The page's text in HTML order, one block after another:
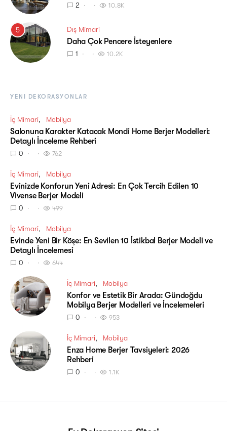
2 10.8K
5 Dış Mimari
Daha Çok Pencere İsteyenlere
1 10.2K
YENI DEKORASYONLAR
İç Mimari Mobilya
Salonuna Karakter Katacak Mondi Home Berjer Modelleri:
Detaylı İnceleme Rehberi
0 762
İç Mimari Mobilya
Evinizde Konforun Yeni Adresi: En Çok Tercih Edilen 10
Vivense Berjer Modeli
0 499
İç Mimari Mobilya
Evinde Yeni Bir Köşe: En Sevilen 10 İstikbal Berjer Modeli ve
Detaylı İncelemesi
0 644
İç Mimari Mobilya
Konfor ve Estetik Bir Arada: Gündoğdu
Mobilya Berjer Modelleri ve İncelemeleri
0 953
İç Mimari Mobilya
Enza Home Berjer Tavsiyeleri: 2026
Rehberi
0 1.1K